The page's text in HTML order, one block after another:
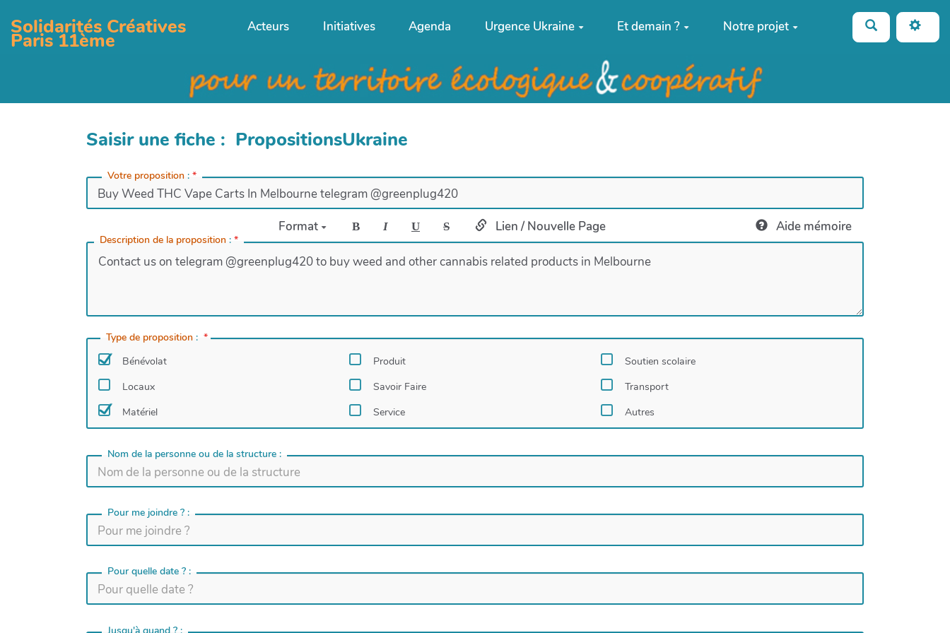
Solidarités Créatives
Paris 11ème
Acteurs Initiatives Agenda Urgence Ukraine Et demain ? Notre projet Rechercher
Saisir une fiche : PropositionsUkraine
*
Votre proposition:
*
Description de la proposition :
Format B I U S Lien / Nouvelle Page Aide mémoire
*
Type de proposition:
Bénévolat
Locaux
Matériel
Produit
Savoir Faire
Service
Soutien scolaire
Transport
Autres
Nom de la personne ou de la structure :
Pour me joindre ? :
Pour quelle date ? :